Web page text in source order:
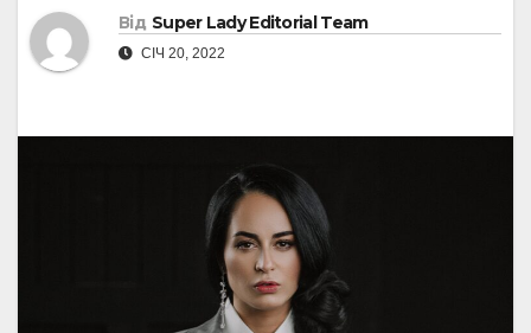
Від Super Lady Editorial Team
СІЧ 20, 2022